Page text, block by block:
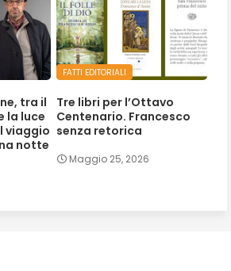
tra il
la luce
viaggio
notte
FATTI EDITORIALI
Tre libri per l’Ottavo
Centenario. Francesco
senza retorica
Maggio 25, 2026